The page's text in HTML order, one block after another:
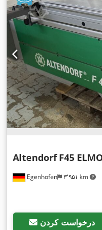
Egenhofen ۳٬۹۵۱ km
Altendorf F45
درخواست کردن